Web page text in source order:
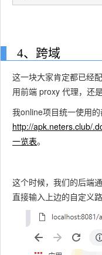
4、跨域
这一块大家肯定都已经
用前端 proxy 代理，还
我online项目统一使用的
http://apk.neters.club/
一览表。
这个时候，我们的后端
直接输入上边的自定义